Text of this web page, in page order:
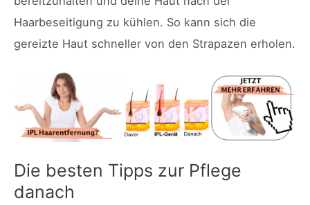
Haarbeseitigung zu kühlen. So kann sich die
gereizte Haut schneller von den Strapazen erholen.
Die besten Tipps zur Pflege
danach